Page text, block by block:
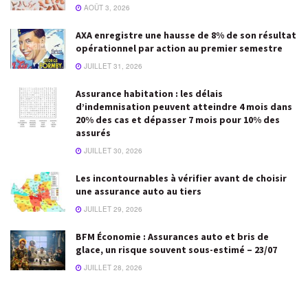
AOÛT 3, 2026
AXA enregistre une hausse de 8% de son résultat
opérationnel par action au premier semestre
JUILLET 31, 2026
Assurance habitation : les délais
d’indemnisation peuvent atteindre 4 mois dans
20% des cas et dépasser 7 mois pour 10% des
assurés
JUILLET 30, 2026
Les incontournables à vérifier avant de choisir
une assurance auto au tiers
JUILLET 29, 2026
BFM Économie : Assurances auto et bris de
glace, un risque souvent sous-estimé – 23/07
JUILLET 28, 2026